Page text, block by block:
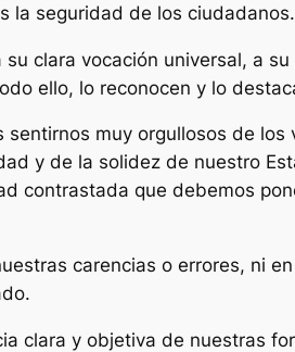
la seguridad de los ciudadanos.
clara vocación universal, a
ello, lo reconocen y lo
muy orgullosos de los
y de la solidez de nuestro
contrastada que debemos
carencias o errores, ni
clara y objetiva de nuestras